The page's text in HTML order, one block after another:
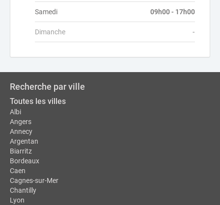
Samedi 09h00 - 17h00
Dimanche -
Recherche par ville
Toutes les villes
Albi
Angers
Annecy
Argentan
Biarritz
Bordeaux
Caen
Cagnes-sur-Mer
Chantilly
Lyon